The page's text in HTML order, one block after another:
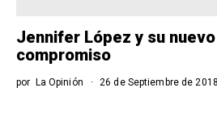
Jennifer López y su
compromiso
por La Opinión 26 de Septiembre de 2018